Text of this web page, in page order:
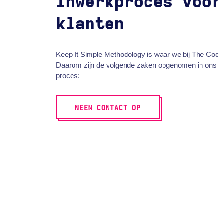
klanten
Keep It Simple Methodology is waar we bij The
Daarom zijn de volgende zaken opgenomen in
proces:
NEEM CONTACT OP